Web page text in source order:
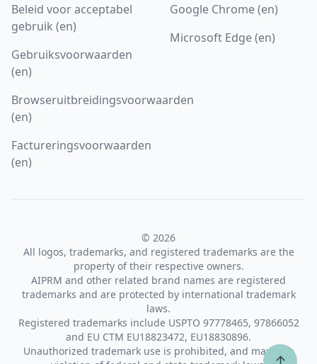
Beleid voor acceptabel
gebruik (en)
Gebruiksvoorwaarden
(en)
Browseruitbreidingsvoorwaarden
(en)
Factureringsvoorwaarden
(en)
Google Chrome (en)
Microsoft Edge (en)
© 2026
All logos, trademarks, and registered trademarks are the
property of their respective owners.
AIPRM and other related brand names are registered
trademarks and are protected by international trademark
laws.
Registered trademarks include USPTO 97778465, 97866052
and EU CTM EU18823472, EU18830896.
Unauthorized trademark use is prohibited, and may be a